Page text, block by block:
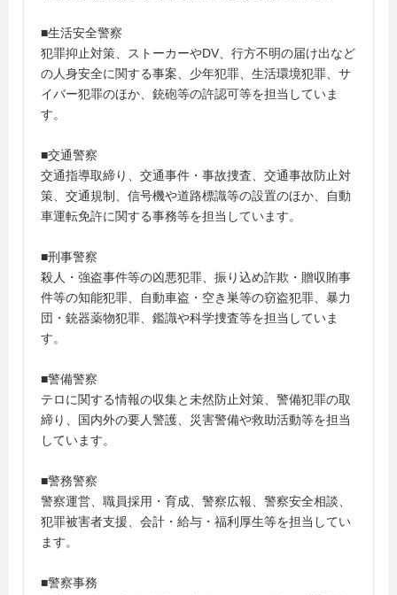
■生活安全警察
犯罪抑止対策、ストーカーやDV、行方不明の届け出など
の人身安全に関する事案、少年犯罪、生活環境犯罪、サ
イバー犯罪のほか、銃砲等の許認可等を担当していま
す。
■交通警察
交通指導取締り、交通事件・事故捜査、交通事故防止対
策、交通規制、信号機や道路標識等の設置のほか、自動
車運転免許に関する事務等を担当しています。
■刑事警察
殺人・強盗事件等の凶悪犯罪、振り込め詐欺・贈収賄事
件等の知能犯罪、自動車盗・空き巣等の窃盗犯罪、暴力
団・銃器薬物犯罪、鑑識や科学捜査等を担当していま
す。
■警備警察
テロに関する情報の収集と未然防止対策、警備犯罪の取
締り、国内外の要人警護、災害警備や救助活動等を担当
しています。
■警務警察
警察運営、職員採用・育成、警察広報、警察安全相談、
犯罪被害者支援、会計・給与・福利厚生等を担当してい
ます。
■警察事務